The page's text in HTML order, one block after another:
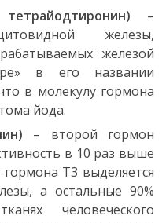
–
железы,
железой
в его названии
в молекулу гормона
йода.
– второй гормон
в 10 раз выше
Т3 выделяется
а остальные 90%
человеческого